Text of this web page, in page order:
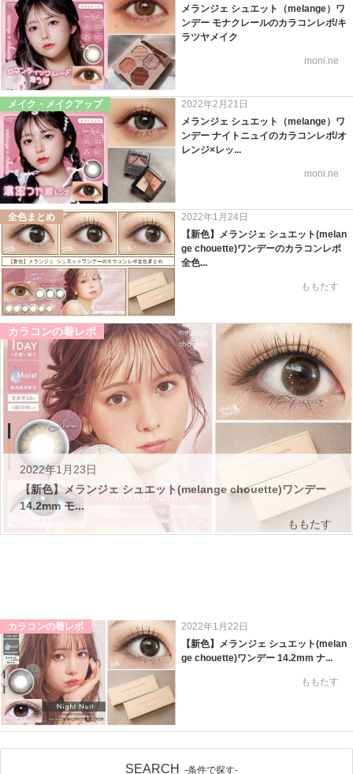
メランジェ シュエット（melange）ワ
ンデー モナクレールのカラコンレポ/キ
ラツヤメイク
moni.ne
メイク・メイクアップ
2022年2月21日
メランジェ シュエット（melange）ワ
ンデー ナイトニュイのカラコンレポ/オ
レンジ×レッ...
moni.ne
全色まとめ
2022年1月24日
【新色】メランジェ シュエット(melan
ge chouette)ワンデーのカラコンレポ
全色...
ももたす
カラコンの着レポ
2022年1月23日
【新色】メランジェ シュエット(melange chouette)ワンデー
14.2mm モ...
ももたす
カラコンの着レポ
2022年1月22日
【新色】メランジェ シュエット(melan
ge chouette)ワンデー 14.2mm ナ...
ももたす
SEARCH -条件で探す-